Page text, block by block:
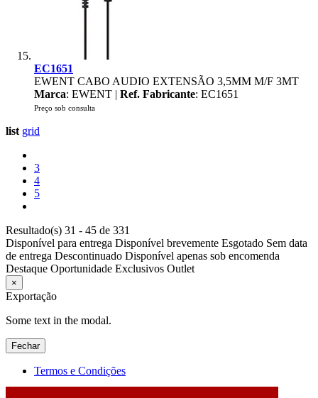
EC1651
EWENT CABO AUDIO EXTENSÃO 3,5MM M/F 3MT
Marca: EWENT | Ref. Fabricante: EC1651
Preço sob consulta
list grid
3
4
5
Resultado(s) 31 - 45 de 331
Disponível para entrega Disponível brevemente Esgotado Sem data
de entrega Descontinuado Disponível apenas sob encomenda
Destaque Oportunidade Exclusivos Outlet
×
Exportação
Some text in the modal.
Fechar
Termos e Condições